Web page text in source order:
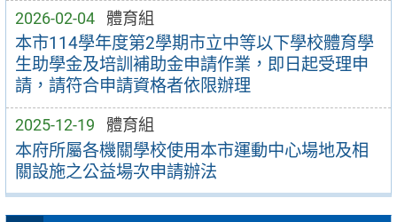
2026-02-04 體育組
本市114學年度第2學期市立中等以下學校體育學
生助學金及培訓補助金申請作業，即日起受理申
請，請符合申請資格者依限辦理
2025-12-19 體育組
本府所屬各機關學校使用本市運動中心場地及相
關設施之公益場次申請辦法